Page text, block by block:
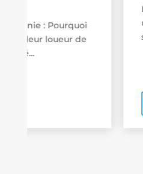
Le groupe
une nouvelle fois
services et la...